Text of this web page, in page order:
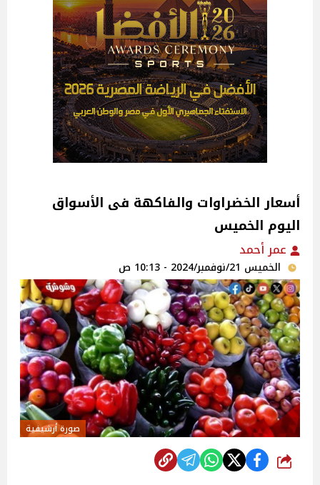
اليوم الخميس
عمر أحمد
الخميس 21/نوفمبر/2024 - 10:13 ص
صورة أرشيفية
شارك